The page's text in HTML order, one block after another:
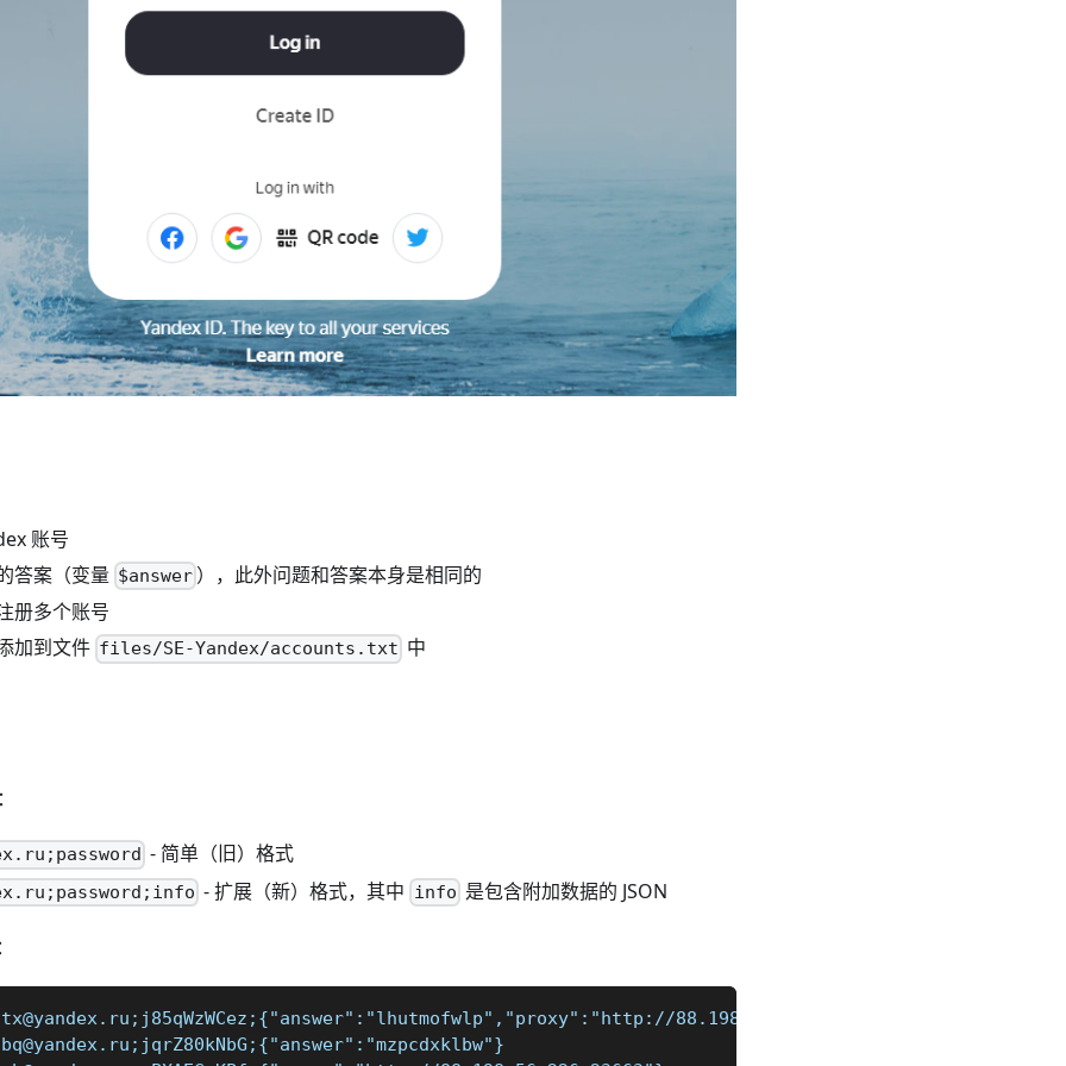
账号
答案（变量 $answer ），此外问题和答案本身是相同的
册多个账号
加到文件 files/SE-Yandex/accounts.txt 中
;password - 简单（旧）格式
;password;info - 扩展（新）格式，其中 info 是包含附加数据的 JSON
88.198.56.226:23663"}